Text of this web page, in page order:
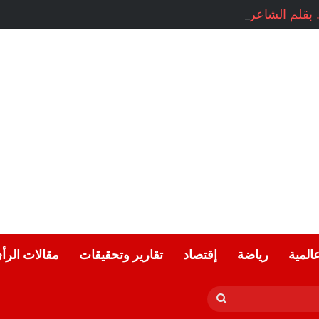
الشاعرة السورية: هيام الملوحي
رياضة إقتصاد تقارير وتحقيقات مقالات
بحث